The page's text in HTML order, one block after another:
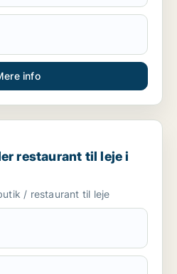
info
til leje i Storkøbenhavn
restaurant til leje i
/ restaurant til leje